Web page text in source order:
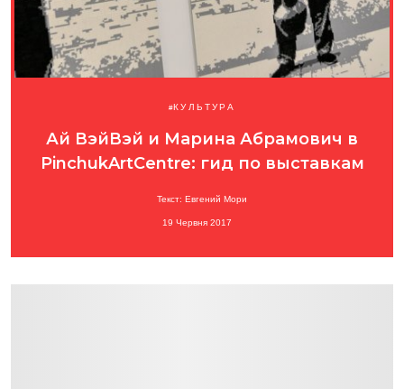
КУЛЬТУРА
Ай ВэйВэй и Марина Абрамович в
PinchukArtCentre: гид по выставкам
Текст: Евгений Мори
19 Червня 2017